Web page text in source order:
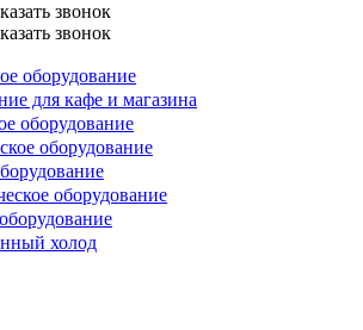
звонок
звонок
оборудование
для кафе и магазина
оборудование
оборудование
оборудование
холод